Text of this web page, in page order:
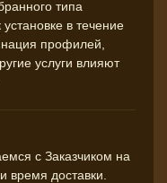
типа
в течение
профилей,
услуги влияют
с Заказчиком на
время доставки.